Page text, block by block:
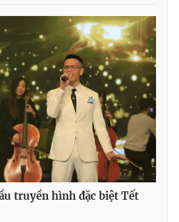
hình Việt Nam
và báo điện tử số 483/GP-BTTTT
Thị Mỹ Hạnh, Phạm Quốc Thắng,
- 024.38 355 932
truyền hình đặc biệt Tết